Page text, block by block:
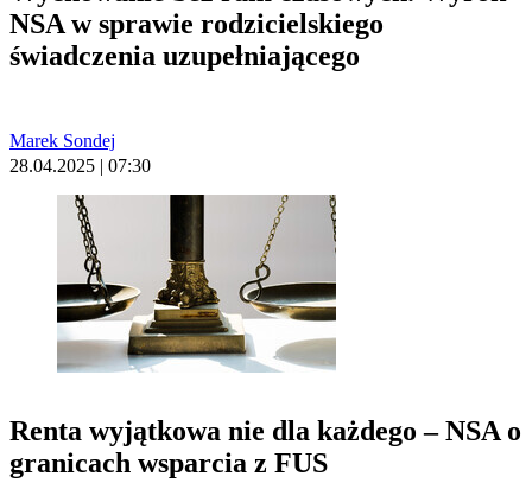
NSA w sprawie rodzicielskiego
świadczenia uzupełniającego
Marek Sondej
28.04.2025 | 07:30
Renta wyjątkowa nie dla każdego – NSA o
granicach wsparcia z FUS